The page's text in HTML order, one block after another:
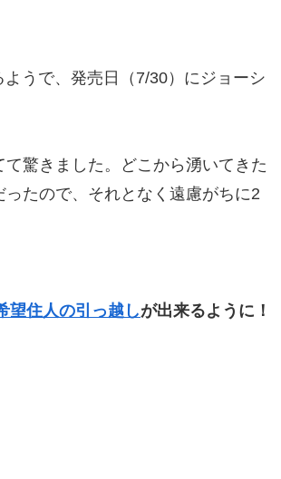
うで、発売日（7/30）にジョーシ
驚きました。どこから湧いてきた
たので、それとなく遠慮がちに2
望住人の引っ越しが出来るように！